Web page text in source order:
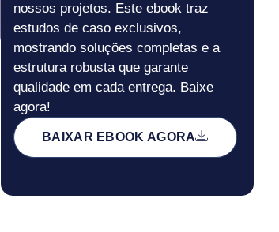
nossos projetos. Este ebook traz
estudos de caso exclusivos,
mostrando soluções completas e a
estrutura robusta que garante
qualidade em cada entrega. Baixe
agora!
BAIXAR EBOOK AGORA